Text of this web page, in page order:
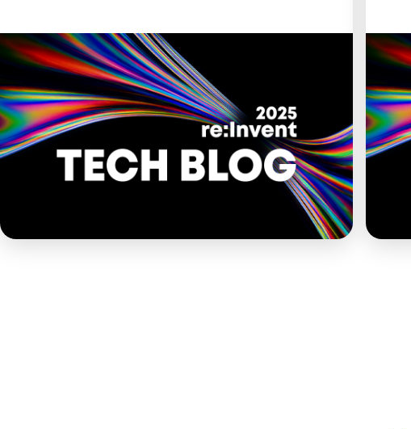
Backup은 단순한 백업 서비스가 아니라, 재해 복구(DR),
랜섬웨어 복원력, 불변(Immutable) 백업, 멀티 계정·멀티
리전 아키텍처까지 지원하는 강력한 데이터 보호 플랫폼입
니다. 이번 발표는 EKS 클러스터 운영자, DevOps 엔지니
어, 플랫폼 팀이 안정적인 클러스터 환경을 유지하기 위해
반드시 알아야 하는 핵심 기능을 다루고 있습니다.